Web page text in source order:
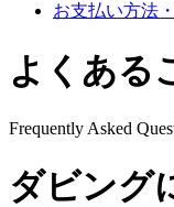
お支払い方法
よくある
Frequently Asked
ダビング